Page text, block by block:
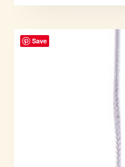
Save